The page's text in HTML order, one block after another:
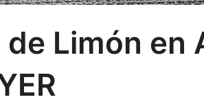
Limón en